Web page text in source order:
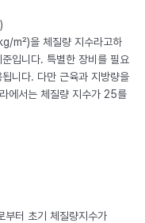
m²)을 체질량 지수라고하
입니다. 특별한 장비를 필요
니다. 다만 근육과 지방량을
에서는 체질량 지수가 25를
부터 초기 체질량지수가